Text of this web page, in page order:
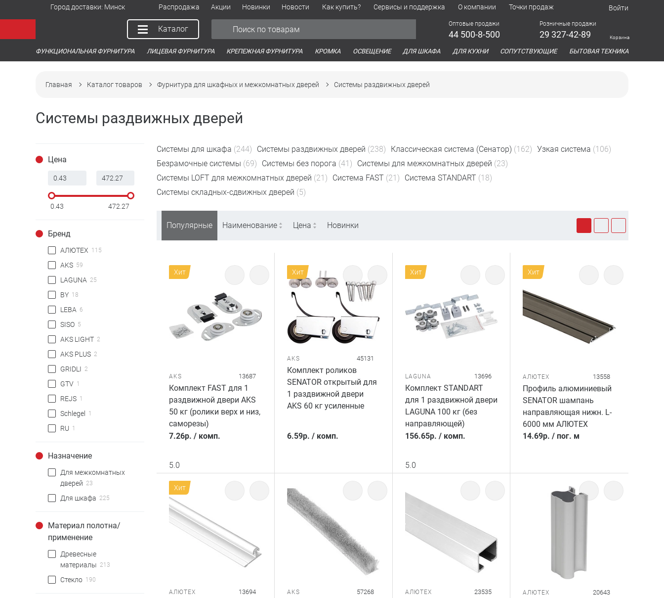
Город доставки: Минск Распродажа Акции Новинки Новости Как купить? Сервисы и поддержка О компании Точки продаж Войти
Каталог
Оптовые продажи
44 500-8-500
Розничные продажи
29 327-42-89 Корзина
ФУНКЦИОНАЛЬНАЯ ФУРНИТУРА ЛИЦЕВАЯ ФУРНИТУРА КРЕПЕЖНАЯ ФУРНИТУРА КРОМКА ОСВЕЩЕНИЕ ДЛЯ ШКАФА ДЛЯ КУХНИ СОПУТСТВУЮЩИЕ БЫТОВАЯ ТЕХНИКА
Главная Каталог товаров Фурнитура для шкафных и межкомнатных дверей Системы раздвижных дверей
Системы раздвижных дверей
Цена
0.43 472.27
Бренд
АЛЮТЕХ 115
AKS 59
LAGUNA 25
BY 18
LEBA 6
SISO 5
AKS LIGHT 2
AKS PLUS 2
GRIDLI 2
GTV 1
REJS 1
Schlegel 1
RU 1
Назначение
Для межкомнатных
дверей 23
Для шкафа 225
Материал полотна/
применение
Древесные
материалы 213
Стекло 190
Системы для шкафа (244) Системы раздвижных дверей (238) Классическая система (Сенатор) (162) Узкая система (106)
Безрамочные системы (69) Системы без порога (41) Системы для межкомнатных дверей (23)
Системы LOFT для межкомнатных дверей (21) Система FAST (21) Система STANDART (18)
Системы складных-сдвижных дверей (5)
Популярные Наименование Цена Новинки
Хит
AKS 13687
Комплект FAST для 1
раздвижной двери AKS
50 кг (ролики верх и низ,
саморезы)
7.26р. / комп.
5.0
Хит
AKS 45131
Комплект роликов
SENATOR открытый для
1 раздвижной двери
AKS 60 кг усиленные
6.59р. / комп.
Хит
LAGUNA 13696
Комплект STANDART
для 1 раздвижной двери
LAGUNA 100 кг (без
направляющей)
156.65р. / комп.
5.0
Хит
АЛЮТЕХ 13558
Профиль алюминиевый
SENATOR шампань
направляющая нижн. L-
6000 мм АЛЮТЕХ
14.69р. /пог. м
Хит
АЛЮТЕХ 13694 AKS 57268 АЛЮТЕХ 23535 АЛЮТЕХ 20643